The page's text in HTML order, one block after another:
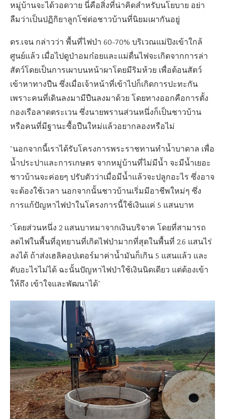
หมู่บ้านจะได้วอดวาย นี่คือสิ่งที่น่าคิดสำหรับนโยบาย อย่า
ลืมว่าเป็นปฏิกิยาลูกโซ่ต่อชาวบ้านที่นิยมเผากันอยู่
ดร.เจน กล่าวว่า พื้นที่ไฟป่า 60-70% บริเวณแม่ปิงเข้าใกล้
ศูนย์แล้ว เมื่อไปดูป่าอมก๋อยและแม่ตื่นไฟจะเกิดจากการล่า
สัตว์โดยเป็นการเผาบนหน้าผาโดยมีริมห้วย เพื่อต้อนสัตว์
เข้าหาทางปืน ซึ่งเมื่อเจ้าหน้าที่เข้าไปก็เกิดการปะทะกัน
เพราะคนที่เดินลงมามีปืนลงมาด้วย โดยทางออกคือการตั้ง
กองเรือลาดตระเวน ซึ่งนายพรานส่วนหนึ่งก็เป็นชาวบ้าน
หรือคนที่มีฐานะซื้อปืนใหม่แล้วอยากลองหรือไม่
“นอกจากนี้เราได้รับโครงการพระราชทานทำน้ำบาดาล เพื่อ
น้ำประปาและการเกษตร จากหมู่บ้านที่ไม่มีน้ำ จะมีน้ำเยอะ
ชาวบ้านจะค่อยๆ ปรับตัวว่าเมื่อมีน้ำแล้วจะปลูกอะไร ซึ่งอาจ
จะต้องใช้เวลา นอกจากนั้นชาวบ้านเริ่มมีอาชีพใหม่ๆ ซึ่ง
การแก้ปัญหาไฟป่าในโครงการนี้ใช้เงินแค่ 5 แสนบาท
“โดยส่วนหนึ่ง 2 แสนบาทมาจากเงินบริจาค โดยที่สามารถ
ลดไฟในพื้นที่อุทยานที่เกิดไฟป่ามากที่สุดในพื้นที่ 2.6 แสนไร่
ลงได้ ถ้าส่งเฮลิคอปเตอร์มาค่าน้ำมันก็เกิน 5 แสนแล้ว และ
ดับอะไรไม่ได้ ฉะนั้นปัญหาไฟป่าใช้เงินนิดเดียว แต่ต้องเข้า
ให้ถึง เข้าใจและพัฒนาได้”